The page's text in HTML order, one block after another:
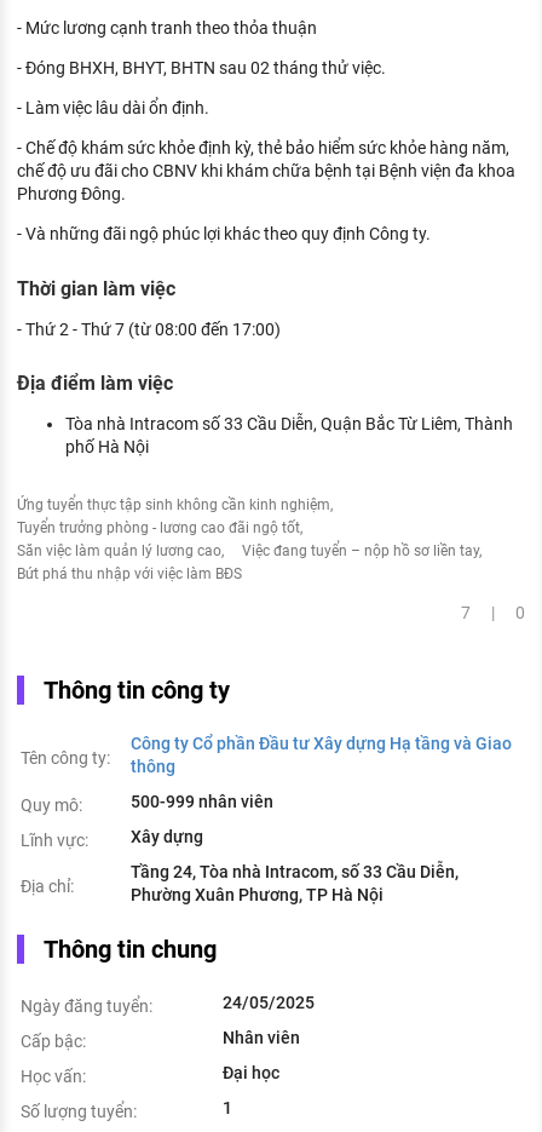
- Mức lương cạnh tranh theo thỏa thuận
- Đóng BHXH, BHYT, BHTN sau 02 tháng thử việc.
- Làm việc lâu dài ổn định.
- Chế độ khám sức khỏe định kỳ, thẻ bảo hiểm sức khỏe hàng năm,
chế độ ưu đãi cho CBNV khi khám chữa bệnh tại Bệnh viện đa khoa
Phương Đông.
- Và những đãi ngộ phúc lợi khác theo quy định Công ty.
Thời gian làm việc
- Thứ 2 - Thứ 7 (từ 08:00 đến 17:00)
Địa điểm làm việc
Tòa nhà Intracom số 33 Cầu Diễn, Quận Bắc Từ Liêm, Thành
phố Hà Nội
Ứng tuyển thực tập sinh không cần kinh nghiệm
Tuyển trưởng phòng - lương cao đãi ngộ tốt
Săn việc làm quản lý lương cao
Việc đang tuyển – nộp hồ sơ liền tay
Bứt phá thu nhập với việc làm BĐS
7 | 0
Thông tin công ty
Tên công ty:
Công ty Cổ phần Đầu tư Xây dựng Hạ tầng và Giao
thông
Quy mô:
500-999 nhân viên
Lĩnh vực:
Xây dựng
Địa chỉ:
Tầng 24, Tòa nhà Intracom, số 33 Cầu Diễn,
Phường Xuân Phương, TP Hà Nội
Thông tin chung
Ngày đăng tuyển:
24/05/2025
Cấp bậc:
Nhân viên
Học vấn:
Đại học
Số lượng tuyển:
1